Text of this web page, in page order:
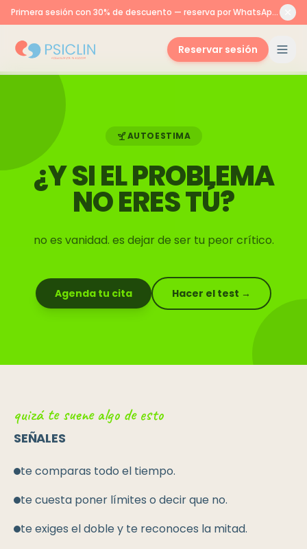
Primera sesión con 30% de descuento — reserva por WhatsApp o aquí
Reservar sesión
AUTOESTIMA
¿Y SI EL PROBLEMA
NO ERES TÚ?
no es vanidad. es dejar de ser tu peor crítico.
Agenda tu cita Hacer el test →
quizá te suene algo de esto
SEÑALES
te comparas todo el tiempo.
te cuesta poner límites o decir que no.
te exiges el doble y te reconoces la mitad.